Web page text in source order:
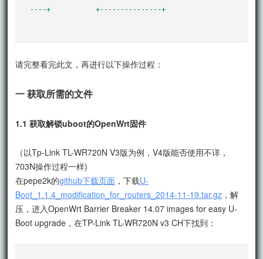
请完整看完此文，再进行以下操作过程：
一 获取所需的文件
1.1 获取解锁uboot的OpenWrt固件
（以Tp-Link TL-WR720N V3版为例，V4版能否使用不详，
703N操作过程一样)
在pepe2k的github下载页面 ，下载U-
Boot_1.1.4_modification_for_routers_2014-11-19.tar.gz ，解
压，进入OpenWrt Barrier Breaker 14.07 images for easy U-
Boot upgrade，在TP-Link TL-WR720N v3 CH下找到：